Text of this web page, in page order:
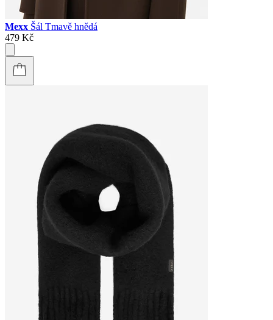
Mexx Šál Tmavě hnědá
479 Kč